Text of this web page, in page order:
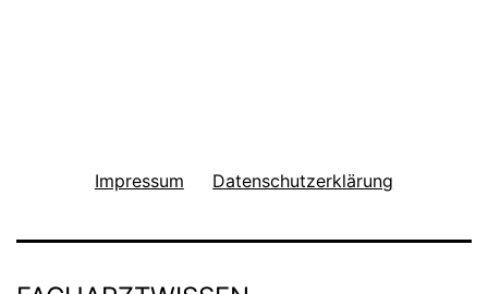
Impressum Datenschutzerklärung